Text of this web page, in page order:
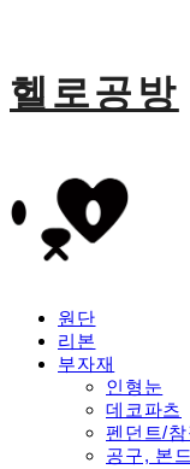
헬로공방
원단
리본
부자재
인형눈
데코파츠
펜던트/참
공구, 본